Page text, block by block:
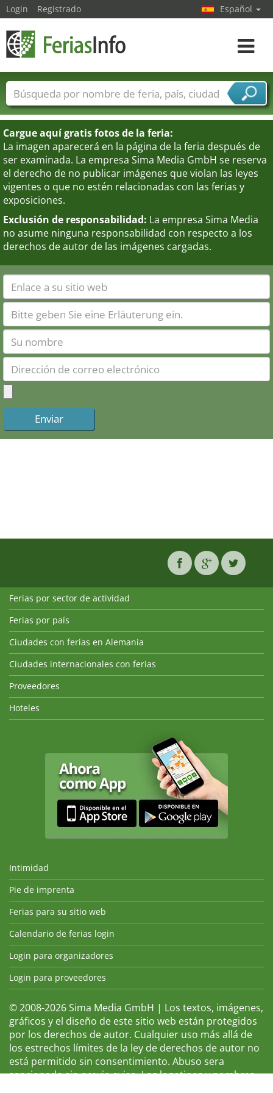
Cargue aquí gratis fotos de la feria:
La imagen aparecerá en la página de la feria después de
ser examinada. La empresa Sima Media GmbH se reserva
el derecho de no publicar imágenes que violan las leyes
vigentes o que no estén relacionadas con las ferias y
exposiciones.
Exclusión de responsabilidad: La empresa Sima Media
no asume ninguna responsabilidad con respecto a los
derechos de autor de las imágenes cargadas.
Login Registrado Español
toggle
Nombres de ferias Países
Ciudades
Sectores de ferias
Sectores de proveedor de servicios
Ferias por sector de actividad
Ferias por país
Ciudades con ferias en Alemania
Ciudades internacionales con ferias
Proveedores
Hoteles
Intimidad
Pie de imprenta
Ferias para su sitio web
Calendario de ferias login
Login para organizadores
Login para proveedores
© 2008-2026 Sima Media GmbH | Los textos, imágenes,
gráficos y el diseño de este sitio web están protegidos
por los derechos de autor. Cualquier uso más allá de
los estrechos límites de la ley de derechos de autor no
está permitido sin consentimiento. Abuso sera
sancionado sin previo aviso. Los logotipos y nombres